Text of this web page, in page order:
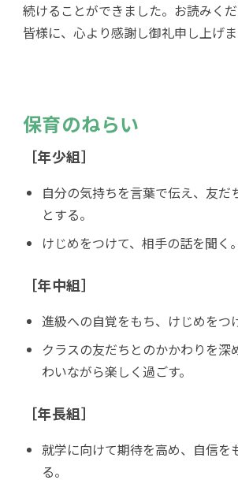
続けることができました。お読みく
皆様に、心より感謝し御礼申し上げま
保育のねらい
［年少組］
自分の気持ちを言葉で伝え、友だ
とする。
けじめをつけて、相手の話を聞く。
［年中組］
進級への自覚をもち、けじめをつ
クラスの友だちとのかかわりを深
わいながら楽しく過ごす。
［年長組］
就学に向けて期待を高め、自信を
る。